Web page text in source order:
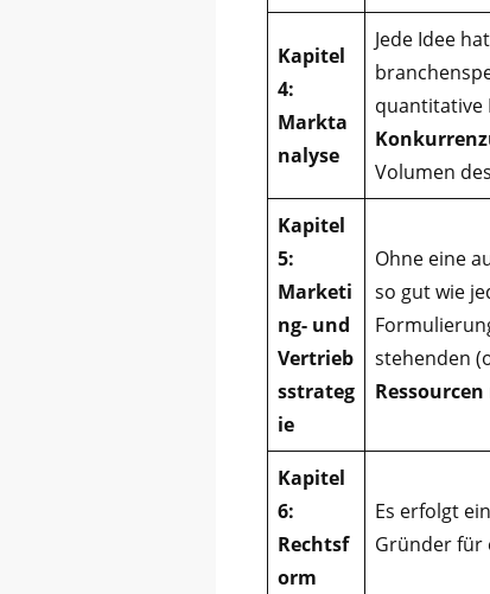
Kapitel
4:
Markta
nalyse
Jede Idee
quantitative
Volumen
Kapitel
5:
Marketi
ng- und
Vertrieb
sstrateg
ie
Ohne eine
so gut wie
stehenden
Kapitel
6:
Rechtsf
orm
Es erfolgt
Gründer für